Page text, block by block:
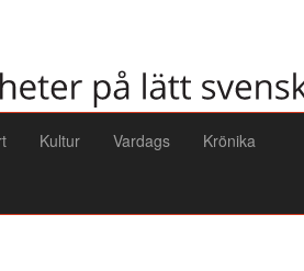
Kultur Vardags Krönika